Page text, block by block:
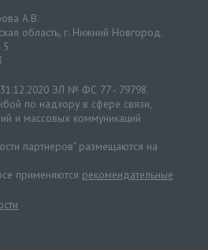
А.В.
область, г. Нижний Новгород.
5
ЭЛ № ФС 77 - 79798.
по надзору в сфере связи,
и массовых коммуникаций
партнеров" размещаются на
применяются рекомендательные